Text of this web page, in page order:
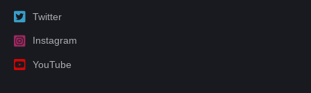
Twitter
Instagram
YouTube